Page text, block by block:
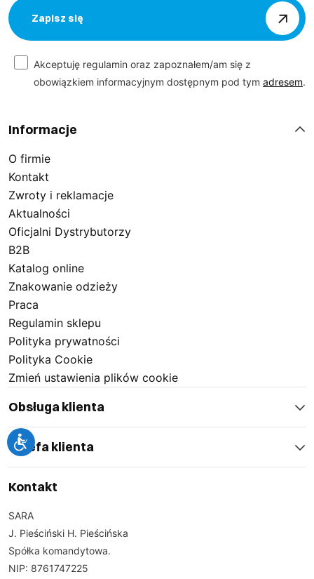
Zapisz się
Akceptuję regulamin oraz zapoznałem/am się z
obowiązkiem informacyjnym dostępnym pod tym adresem.
Informacje
O firmie
Kontakt
Zwroty i reklamacje
Aktualności
Oficjalni Dystrybutorzy
B2B
Katalog online
Znakowanie odzieży
Praca
Regulamin sklepu
Polityka prywatności
Polityka Cookie
Zmień ustawienia plików cookie
Obsługa klienta
Strefa klienta
Kontakt
SARA
J. Pieściński H. Pieścińska
Spółka komandytowa.
NIP: 8761747225